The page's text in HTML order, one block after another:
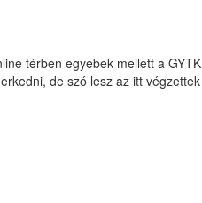
térben egyebek mellett a GYTK
de szó lesz az itt végzettek